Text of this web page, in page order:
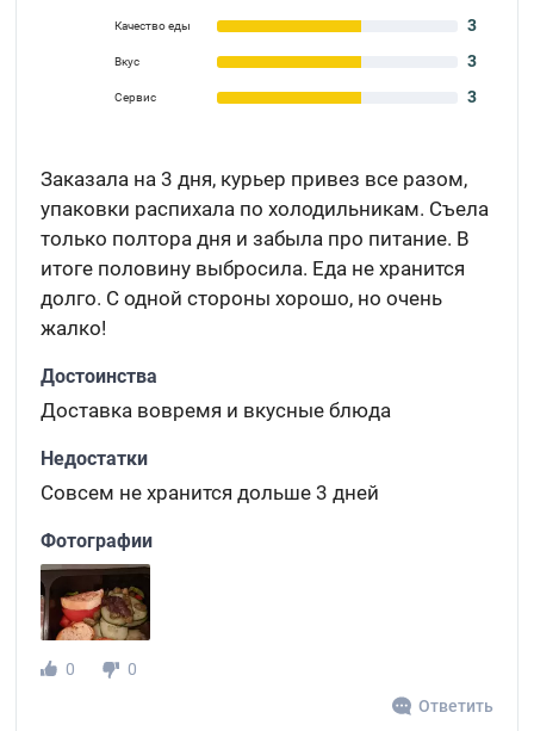
Качество еды 3
Вкус 3
Сервис 3
Заказала на 3 дня, курьер привез все разом,
упаковки распихала по холодильникам. Съела
только полтора дня и забыла про питание. В
итоге половину выбросила. Еда не хранится
долго. С одной стороны хорошо, но очень
жалко!
Достоинства
Доставка вовремя и вкусные блюда
Недостатки
Совсем не хранится дольше 3 дней
Фотографии
0
0
Ответить